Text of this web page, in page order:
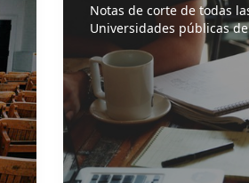
Notas de corte de todas
Universidades públicas